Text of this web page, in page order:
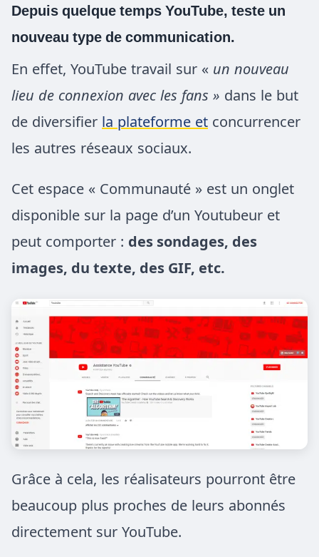
Depuis quelque temps YouTube, teste un
nouveau type de communication.
En effet, YouTube travail sur « un nouveau
lieu de connexion avec les fans » dans le but
de diversifier la plateforme et concurrencer
les autres réseaux sociaux.
Cet espace « Communauté » est un onglet
disponible sur la page d’un Youtubeur et
peut comporter : des sondages, des
images, du texte, des GIF, etc.
Grâce à cela, les réalisateurs pourront être
beaucoup plus proches de leurs abonnés
directement sur YouTube.